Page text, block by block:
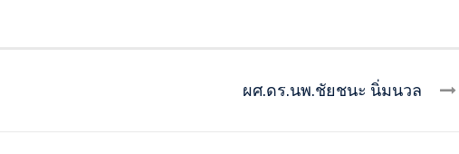
ผศ.ดร.นพ.ชัยชนะ นิ่มนวล